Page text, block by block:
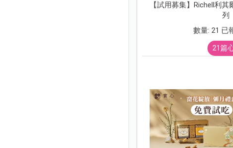
【試用募集】Richell利
列
數量: 21 已
21篇